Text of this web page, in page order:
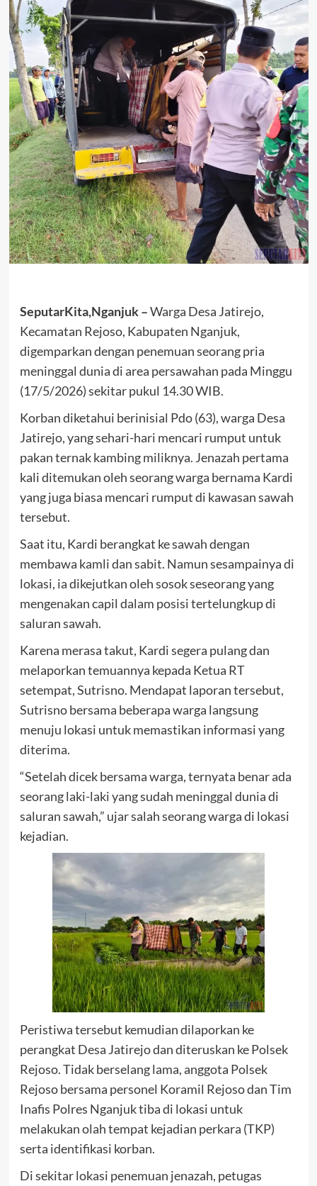
SeputarKita,Nganjuk –Warga Desa Jatirejo,
Kecamatan Rejoso, Kabupaten Nganjuk,
digemparkan dengan penemuan seorang pria
meninggal dunia di area persawahan pada Minggu
(17/5/2026) sekitar pukul 14.30 WIB.
Korban diketahui berinisial Pdo (63), warga Desa
Jatirejo, yang sehari-hari mencari rumput untuk
pakan ternak kambing miliknya. Jenazah pertama
kali ditemukan oleh seorang warga bernama Kardi
yang juga biasa mencari rumput di kawasan sawah
tersebut.
Saat itu, Kardi berangkat ke sawah dengan
membawa kamli dan sabit. Namun sesampainya di
lokasi, ia dikejutkan oleh sosok seseorang yang
mengenakan capil dalam posisi tertelungkup di
saluran sawah.
Karena merasa takut, Kardi segera pulang dan
melaporkan temuannya kepada Ketua RT
setempat, Sutrisno. Mendapat laporan tersebut,
Sutrisno bersama beberapa warga langsung
menuju lokasi untuk memastikan informasi yang
diterima.
“Setelah dicek bersama warga, ternyata benar ada
seorang laki-laki yang sudah meninggal dunia di
saluran sawah,” ujar salah seorang warga di lokasi
kejadian.
Peristiwa tersebut kemudian dilaporkan ke
perangkat Desa Jatirejo dan diteruskan ke Polsek
Rejoso. Tidak berselang lama, anggota Polsek
Rejoso bersama personel Koramil Rejoso dan Tim
Inafis Polres Nganjuk tiba di lokasi untuk
melakukan olah tempat kejadian perkara (TKP)
serta identifikasi korban.
Di sekitar lokasi penemuan jenazah, petugas